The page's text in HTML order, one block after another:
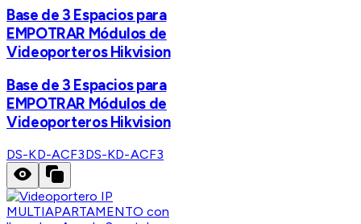
Base de 3 Espacios para
EMPOTRAR Módulos de
Videoporteros Hikvision
Base de 3 Espacios para
EMPOTRAR Módulos de
Videoporteros Hikvision
DS-KD-ACF3DS-KD-ACF3